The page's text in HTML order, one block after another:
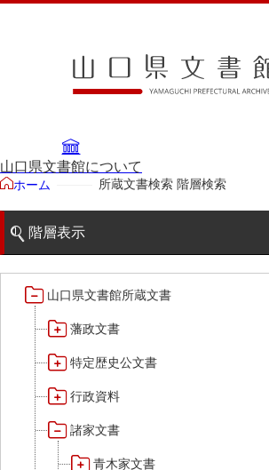
山口県文書館について
ホーム 所蔵文書検索 階層検索
階層表示
山口県文書館所蔵文書
藩政文書
特定歴史公文書
行政資料
諸家文書
青木家文書